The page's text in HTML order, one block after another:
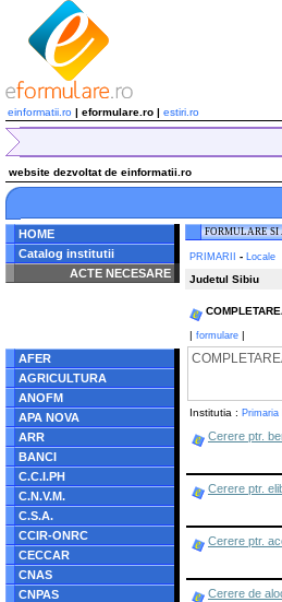
einformatii.ro | eformulare.ro | estiri.ro
website dezvoltat de einformatii.ro
HOME
Catalog institutii
ACTE NECESARE
/home/eformulare.ro/public_html/navigare/
AFER
AGRICULTURA
ANOFM
APA NOVA
ARR
BANCI
C.C.I.PH
C.N.V.M.
C.S.A.
CCIR-ONRC
CECCAR
CNAS
CNPAS
FORMULARE SI
PRIMARII - Locale
Judetul Sibiu
| formulare |
Institutia : Primaria
Cerere ptr.
Cerere ptr.
Cerere ptr.
Cerere de